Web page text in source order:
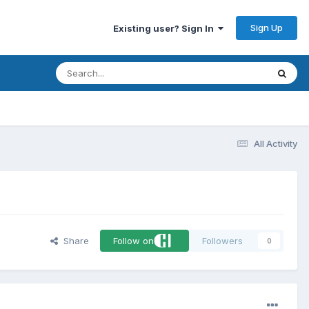
Existing user? Sign In Sign Up
All Activity
Share Follow on Followers 0